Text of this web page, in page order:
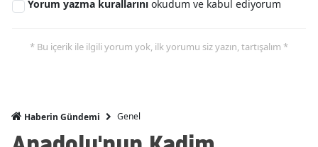
Yorum yazma kurallarını okudum ve kabul ediyorum
* Bu içerik ile ilgili yorum yok, ilk yorumu siz yazın, tartışalım *
Haberin Gündemi Genel